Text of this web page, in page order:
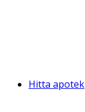
Hitta apotek